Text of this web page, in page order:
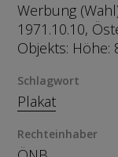
Werbung
1971.10.10,
Objekts: Höhe:
Schlagwort
Plakat
Rechteinhaber